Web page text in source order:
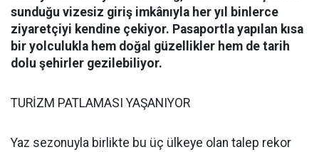
sunduğu vizesiz giriş imkânıyla her yıl binlerce
ziyaretçiyi kendine çekiyor. Pasaportla yapılan kısa
bir yolculukla hem doğal güzellikler hem de tarih
dolu şehirler gezilebiliyor.
TURİZM PATLAMASI YAŞANIYOR
Yaz sezonuyla birlikte bu üç ülkeye olan talep rekor